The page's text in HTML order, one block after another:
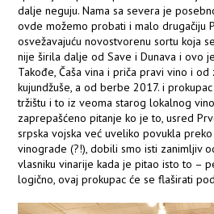
dalje neguju. Nama sa severa je
ovde možemo probati i malo drugačiju
osvežavajuću novostvorenu sortu koja
nije širila dalje od Save i Dunava i ovo
Takođe, Čaša vina i priča pravi vino i
kujundžuše, a od berbe 2017. i
tržištu i to iz veoma starog lokalnog
zaprepašćeno pitanje ko je to, usred
srpska vojska već uveliko povukla
vinograde (?!), dobili smo isti zanimljiv
vlasniku vinarije kada je pitao isto to –
logično, ovaj prokupac će se flaširati